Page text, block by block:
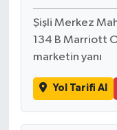
Şişli Merkez
134 B Marriott
marketin yanı
Yol Tarifi Al